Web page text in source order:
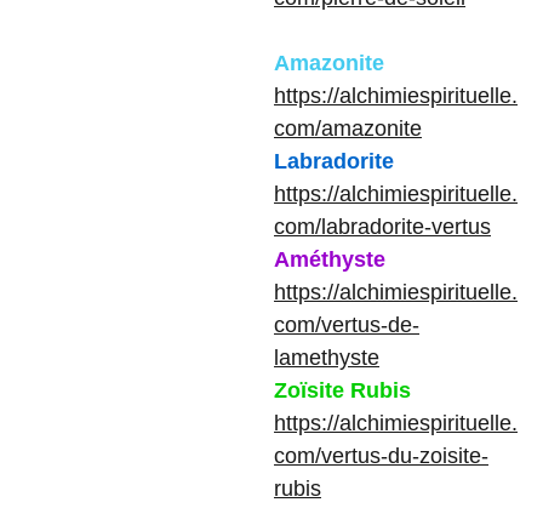
Amazonite
https://alchimiespirituelle.
com/amazonite
Labradorite
https://alchimiespirituelle.
com/labradorite-vertus
Améthyste
https://alchimiespirituelle.
com/vertus-de-
lamethyste
Zoïsite Rubis
https://alchimiespirituelle.
com/vertus-du-zoisite-
rubis